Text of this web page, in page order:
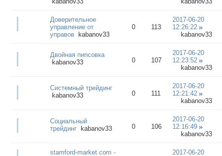
Доверительное
управление от
управов kabanov33
0 113
2017-06-20
12:26:22
kabanov33
Двойная пипсовка
kabanov33
0 107
2017-06-20
12:23:52
kabanov33
Системный трейдинг
kabanov33
0 111
2017-06-20
12:21:42
kabanov33
Социальный
трейдинг kabanov33 0 106
2017-06-20
12:16:49
kabanov33
stamford-market.com -
2017-06-20